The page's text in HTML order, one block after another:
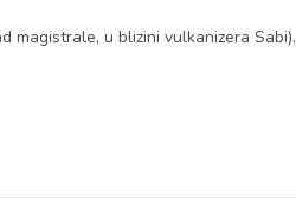
magistrale, u blizini vulkanizera Sabi).